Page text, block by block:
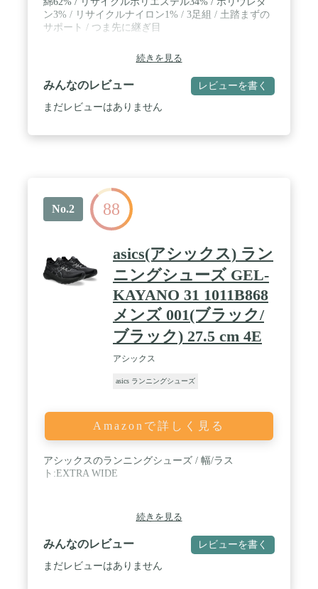
ン3% / リサイクルナイロン1% / 3足組 / 土踏まずの
サポート / つま先に継ぎ目
続きを見る
みんなのレビュー レビューを書く
まだレビューはありません
No.2 88
asics(アシックス) ラン
ニングシューズ GEL-
KAYANO 31 1011B868
メンズ 001(ブラック/
ブラック) 27.5 cm 4E
アシックス
asics ランニングシューズ
Amazonで詳しく見る
アシックスのランニングシューズ / 幅/ラス
ト:EXTRA WIDE
続きを見る
みんなのレビュー レビューを書く
まだレビューはありません